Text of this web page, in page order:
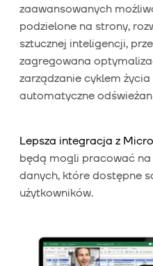
zaawansowanych
podzielone na strony,
sztucznej inteligencji,
zagregowana
zarządzanie cyklem
automatyczne
Lepsza integracja z
będą mogli pracować
danych, które dostępne
użytkowników.